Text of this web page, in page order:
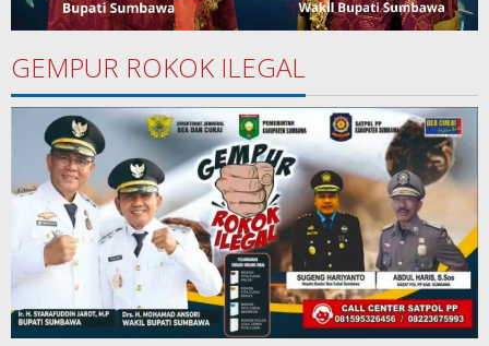
GEMPUR ROKOK ILEGAL